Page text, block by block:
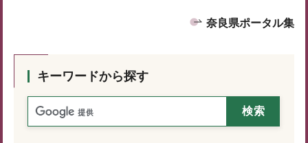
奈良県ポータル集
キーワードから探す